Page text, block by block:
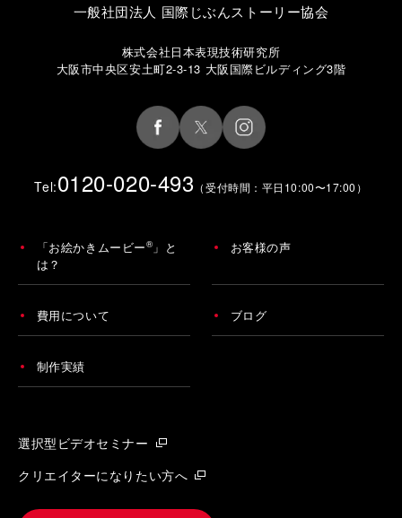
一般社団法人 国際じぶんストーリー協会
株式会社日本表現技術研究所
大阪市中央区安土町2-3-13 大阪国際ビルディング3階
Tel:0120-020-493 （受付時間：平日10:00〜17:00）
「お絵かきムービー® 」と
は？
お客様の声
費用について ブログ
制作実績
選択型ビデオセミナー
クリエイターになりたい方へ